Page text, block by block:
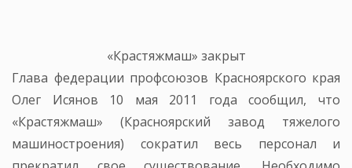
«Крастяжмаш» закрыт
Глава федерации профсоюзов Красноярского края
Олег Исянов 10 мая 2011 года сообщил, что
«Крастяжмаш» (Красноярский завод тяжелого
машиностроения) сократил весь персонал и